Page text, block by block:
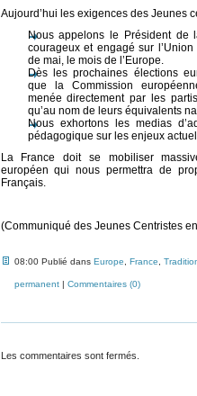
Aujourd’hui les exigences des Jeunes
Nous appelons le Président de
courageux et engagé sur
de mai, le mois de l’Europe.
Dès les prochaines élections
que la Commission
menée directement par les
qu’au nom de leurs équivalents
Nous exhortons les medias
pédagogique sur les enjeux
La France doit se mobiliser
européen qui nous permettra de
Français.
(Communiqué des Jeunes Centristes
08:00 Publié dans Europe, France,
permanent| Commentaires (0)
Les commentaires sont fermés.